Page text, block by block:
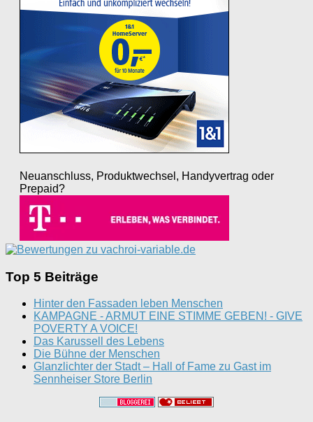
Neuanschluss, Produktwechsel, Handyvertrag oder
Prepaid?
Top 5 Beiträge
Hinter den Fassaden leben Menschen
KAMPAGNE - ARMUT EINE STIMME GEBEN! - GIVE
POVERTY A VOICE!
Das Karussell des Lebens
Die Bühne der Menschen
Glanzlichter der Stadt – Hall of Fame zu Gast im
Sennheiser Store Berlin